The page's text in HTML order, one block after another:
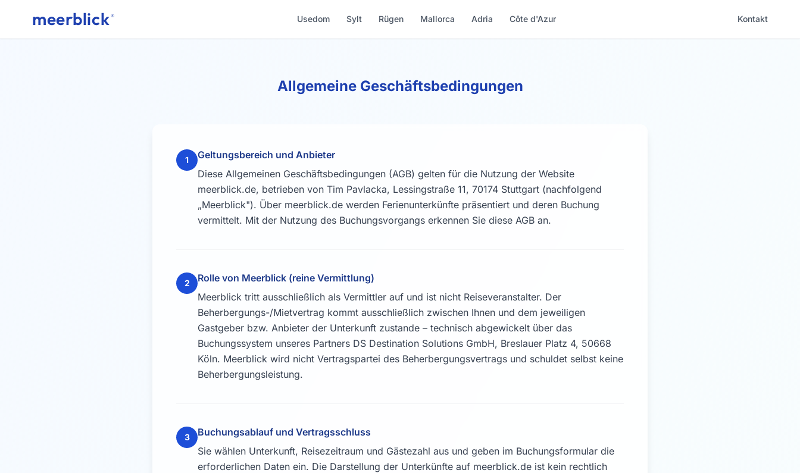
meerblick® Usedom Sylt Rügen Mallorca Adria Côte d'Azur Kontakt
Allgemeine Geschäftsbedingungen
1
Geltungsbereich und Anbieter
Diese Allgemeinen Geschäftsbedingungen (AGB) gelten für die Nutzung der Website
meerblick.de, betrieben von Tim Pavlacka, Lessingstraße 11, 70174 Stuttgart (nachfolgend
„Meerblick"). Über meerblick.de werden Ferienunterkünfte präsentiert und deren Buchung
vermittelt. Mit der Nutzung des Buchungsvorgangs erkennen Sie diese AGB an.
2
Rolle von Meerblick (reine Vermittlung)
Meerblick tritt ausschließlich als Vermittler auf und ist nicht Reiseveranstalter. Der
Beherbergungs-/Mietvertrag kommt ausschließlich zwischen Ihnen und dem jeweiligen
Gastgeber bzw. Anbieter der Unterkunft zustande – technisch abgewickelt über das
Buchungssystem unseres Partners DS Destination Solutions GmbH, Breslauer Platz 4, 50668
Köln. Meerblick wird nicht Vertragspartei des Beherbergungsvertrags und schuldet selbst keine
Beherbergungsleistung.
3
Buchungsablauf und Vertragsschluss
Sie wählen Unterkunft, Reisezeitraum und Gästezahl aus und geben im Buchungsformular die
erforderlichen Daten ein. Die Darstellung der Unterkünfte auf meerblick.de ist kein rechtlich